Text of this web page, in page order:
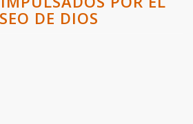
DE DIOS